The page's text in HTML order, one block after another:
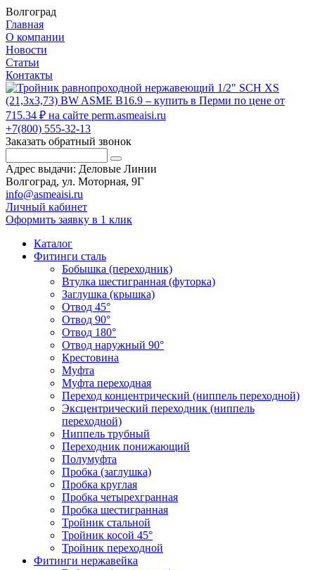
Волгоград
Главная
О компании
Новости
Статьи
Контакты
+7(800) 555-32-13
Заказать обратный звонок
Адрес выдачи: Деловые Линии
Волгоград, ул. Моторная, 9Г
info@asmeaisi.ru
Личный кабинет
Оформить заявку в 1 клик
Каталог
Фитинги сталь
Бобышка (переходник)
Втулка шестигранная (футорка)
Заглушка (крышка)
Отвод 45°
Отвод 90°
Отвод 180°
Отвод наружный 90°
Крестовина
Муфта
Муфта переходная
Переход концентрический (ниппель переходной)
Эксцентрический переходник (ниппель
переходной)
Ниппель трубный
Переходник понижающий
Полумуфта
Пробка (заглушка)
Пробка круглая
Пробка четырехгранная
Пробка шестигранная
Тройник стальной
Тройник косой 45°
Тройник переходной
Фитинги нержавейка